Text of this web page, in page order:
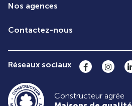
Nos agences
Contactez-nous
Réseaux sociaux
Constructeur agrée